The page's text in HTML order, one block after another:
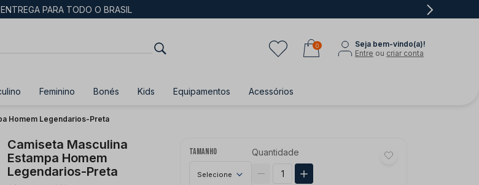
ENTREGA PARA TODO O BRASIL
0
Seja bem-vindo(a)!
Entre ou criar conta
Feminino Bonés Kids Equipamentos Acessórios
Homem Legendarios-Preta
Camiseta Masculina
Estampa Homem
Legendarios-Preta
Tamanho
Selecione
Quantidade